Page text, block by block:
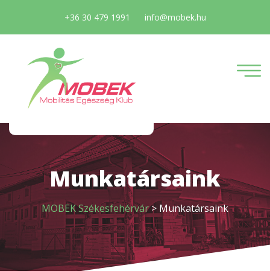
+36 30 479 1991 info@mobek.hu
Munkatársaink
MOBEK Székesfehérvár> Munkatársaink